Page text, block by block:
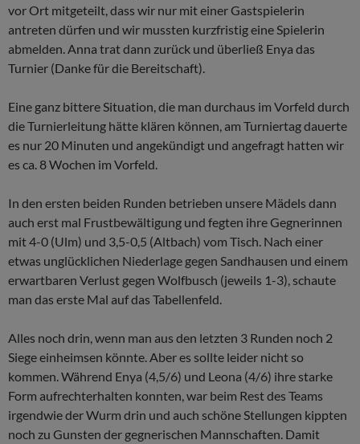
vor Ort mitgeteilt, dass wir nur mit einer Gastspielerin
antreten dürfen und wir mussten kurzfristig eine Spielerin
abmelden. Anna trat dann zurück und überließ Enya das
Turnier (Danke für die Bereitschaft).
Eine ganz bittere Situation, die man durchaus im Vorfeld durch
die Turnierleitung hätte klären können, am Turniertag dauerte
es nur 20 Minuten und angekündigt und angefragt hatten wir
es ca. 8 Wochen im Vorfeld.
In den ersten beiden Runden betrieben unsere Mädels dann
auch erst mal Frustbewältigung und fegten ihre Gegnerinnen
mit 4-0 (Ulm) und 3,5-0,5 (Altbach) vom Tisch. Nach einer
etwas unglücklichen Niederlage gegen Sandhausen und einem
erwartbaren Verlust gegen Wolfbusch (jeweils 1-3), schaute
man das erste Mal auf das Tabellenfeld.
Alles noch drin, wenn man aus den letzten 3 Runden noch 2
Siege einheimsen könnte. Aber es sollte leider nicht so
kommen. Während Enya (4,5/6) und Leona (4/6) ihre starke
Form aufrechterhalten konnten, war beim Rest des Teams
irgendwie der Wurm drin und auch schöne Stellungen kippten
noch zu Gunsten der gegnerischen Mannschaften. Damit